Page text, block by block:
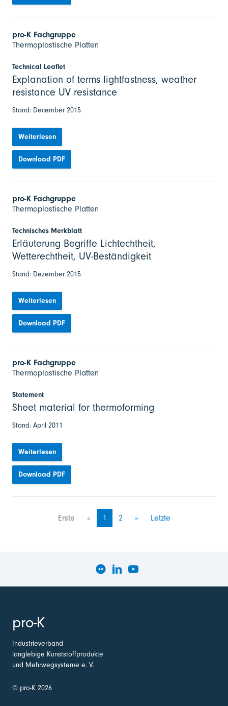
pro-K Fachgruppe
Thermoplastische Platten
Technical Leaflet
Explanation of terms lightfastness, weather
resistance UV resistance
Stand: December 2015
Weiterlesen
Download PDF
pro-K Fachgruppe
Thermoplastische Platten
Technisches Merkblatt
Erläuterung Begriffe Lichtechtheit,
Wetterechtheit, UV-Beständigkeit
Stand: Dezember 2015
Weiterlesen
Download PDF
pro-K Fachgruppe
Thermoplastische Platten
Statement
Sheet material for thermoforming
Stand: April 2011
Weiterlesen
Download PDF
Erste « 1 2 » Letzte
pro-K
Industrieverband
langlebige Kunststoffprodukte
und Mehrwegsysteme e. V.
© pro-K 2026